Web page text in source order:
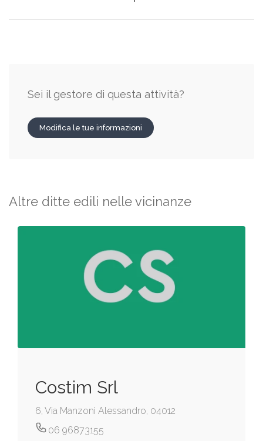
Sei il gestore di questa attività?
Modifica le tue informazioni
Altre ditte edili nelle vicinanze
Costim Srl
6, Via Manzoni Alessandro, 04012
06 96873155